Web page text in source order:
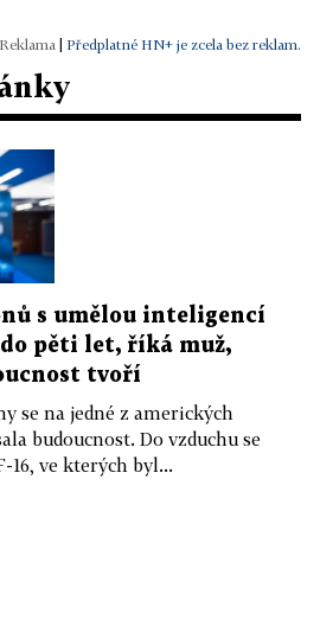
Předplatné HN+ je zcela bez reklam.
s umělou inteligencí
pěti let, říká muž,
tvoří
se na jedné z amerických
budoucnost. Do vzduchu se
16, ve kterých byl...